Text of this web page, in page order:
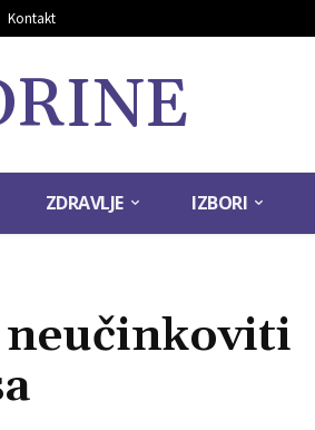
Kontakt
ZDRAVLJE IZBORI